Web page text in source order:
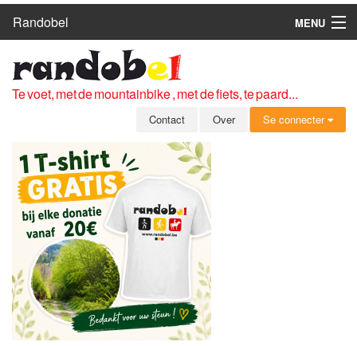
Randobel
MENU
ROUTES
CLUBS
OVER
LEDEN
ZICH AANMELDEN
GRATIS REGISTRATIE
WACHTWOORD VERGETEN
Te voet, met de mountainbike , met de fiets, te paard...
Contact Over Se connecter